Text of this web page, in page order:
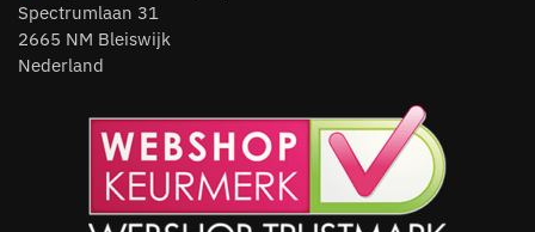
Spectrumlaan 31
2665 NM Bleiswijk
Nederland